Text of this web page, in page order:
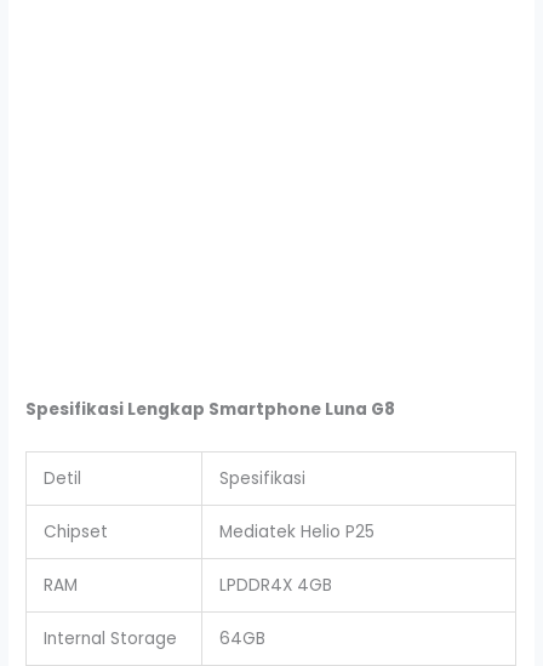
Spesifikasi Lengkap Smartphone Luna G8
Detil Spesifikasi
Chipset Mediatek Helio P25
RAM LPDDR4X 4GB
Internal Storage 64GB